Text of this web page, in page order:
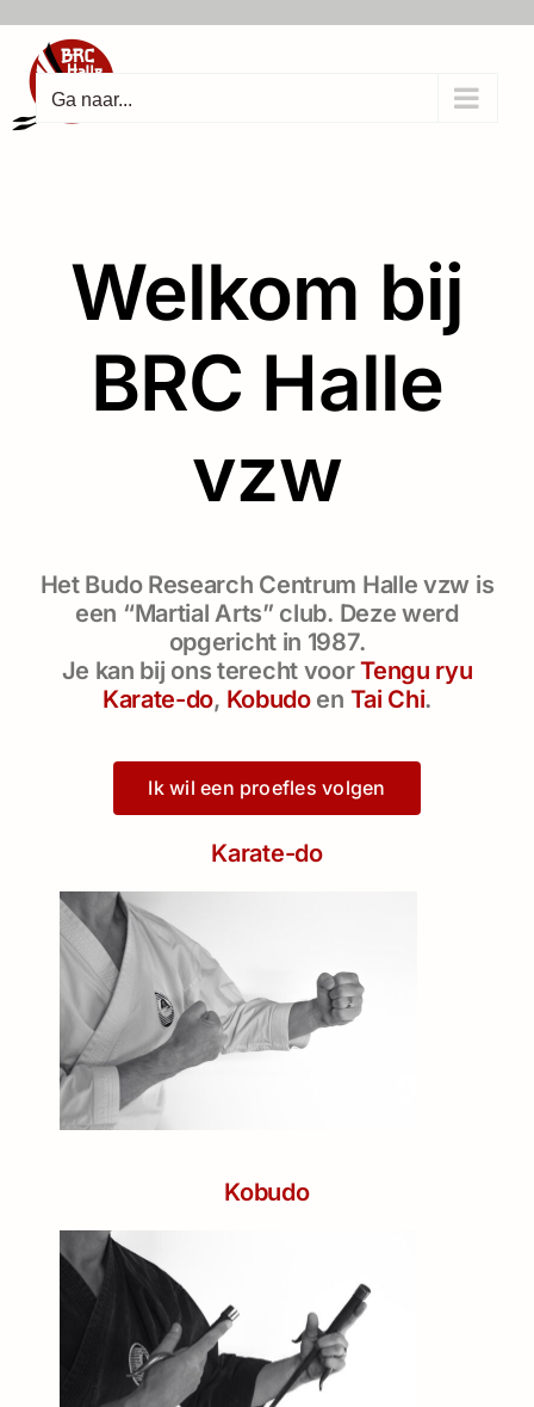
inhoud
Ga naar...
Welkom bij
BRC Halle
vzw
Het Budo Research Centrum Halle vzw is
een “Martial Arts” club. Deze werd
opgericht in 1987.
Je kan bij ons terecht voorTengu ryu
Karate-do, Kobudoen Tai Chi.
Ik wil een proefles volgen
Karate-do
Kobudo